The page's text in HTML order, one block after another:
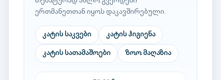
ერთმანეთთან იყოს დაკავშირებული.
კატის საკვები კატის ჰიგიენა
კატის სათამაშოები ზოო მაღაზია